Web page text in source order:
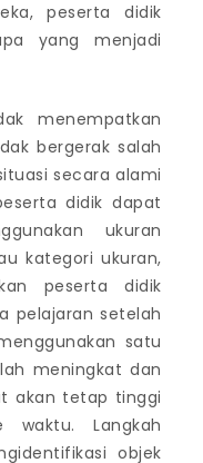
peserta didik
yang menjadi
menempatkan
bergerak salah
secara alami
didik dapat
ukuran
kategori ukuran,
peserta didik
pelajaran setelah
satu
meningkat dan
akan tetap tinggi
Langkah
objek